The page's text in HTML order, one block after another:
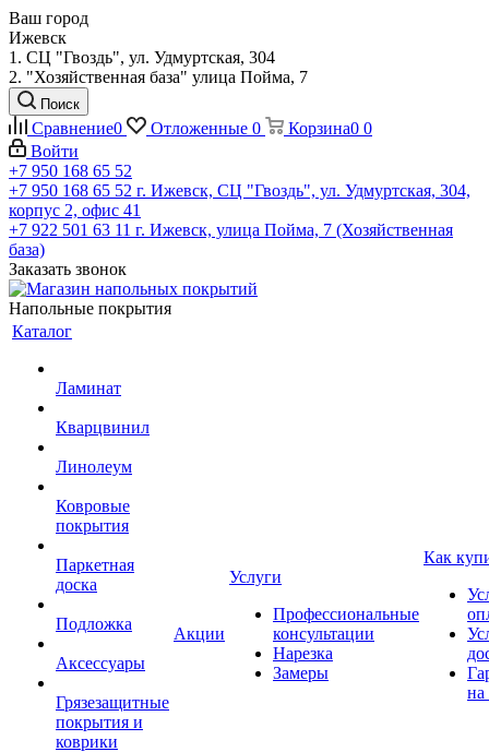
Ваш город
Ижевск
1. СЦ "Гвоздь", ул. Удмуртская, 304
2. "Хозяйственная база" улица Пойма, 7
Поиск
Сравнение0 Отложенные 0 Корзина0 0
Войти
+7 950 168 65 52
+7 950 168 65 52 г. Ижевск, СЦ "Гвоздь", ул. Удмуртская, 304,
корпус 2, офис 41
+7 922 501 63 11 г. Ижевск, улица Пойма, 7 (Хозяйственная
база)
Заказать звонок
Напольные покрытия
Каталог
Ламинат
Кварцвинил
Линолеум
Ковровые
покрытия
Паркетная
доска
Подложка
Аксессуары
Грязезащитные
покрытия и
коврики
Акции
Услуги
Профессиональные
консультации
Нарезка
Замеры
Как
на